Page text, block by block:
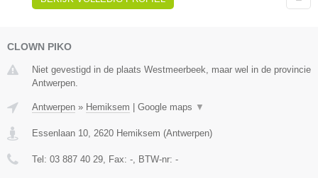
CLOWN PIKO
Niet gevestigd in de plaats Westmeerbeek, maar wel in de provincie
Antwerpen.
Antwerpen » Hemiksem Google maps ▼
Essenlaan 10 2620 Hemiksem (Antwerpen)
Tel: 03 887 40 29 , Fax: - , BTW-nr: -